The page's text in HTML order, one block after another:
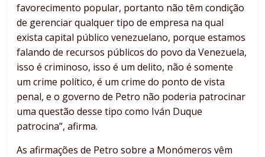
favorecimento popular, portanto não têm condição
de gerenciar qualquer tipo de empresa na qual
exista capital público venezuelano, porque estamos
falando de recursos públicos do povo da Venezuela,
isso é criminoso, isso é um delito, não é somente
um crime político, é um crime do ponto de vista
penal, e o governo de Petro não poderia patrocinar
uma questão desse tipo como Iván Duque
patrocina”, afirma.
As afirmações de Petro sobre a Monómeros vêm